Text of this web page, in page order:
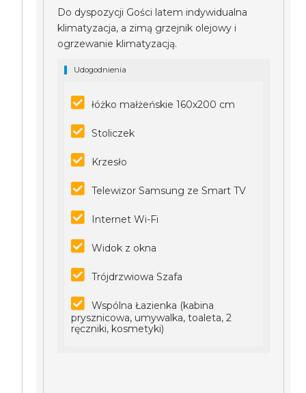
Do dyspozycji Gości latem indywidualna
klimatyzacja, a zimą grzejnik olejowy i
ogrzewanie klimatyzacją.
Udogodnienia
łóżko małżeńskie 160x200 cm
Stoliczek
Krzesło
Telewizor Samsung ze Smart TV
Internet Wi-Fi
Widok z okna
Trójdrzwiowa Szafa
Wspólna Łazienka (kabina
prysznicowa, umywalka, toaleta, 2
ręczniki, kosmetyki)